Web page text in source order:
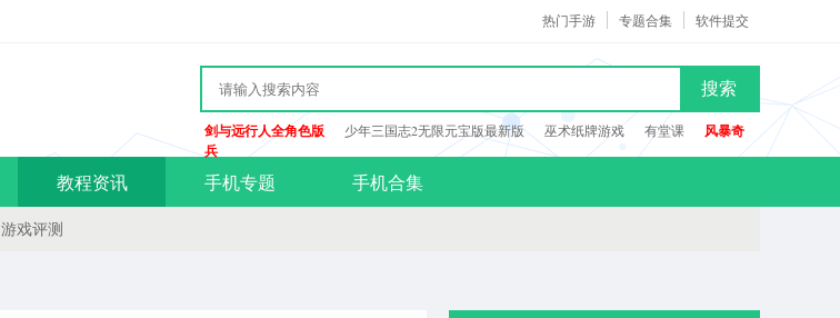
软件提交
专题合集
热门手游
搜索
剑与远行人全角色版 少年三国志2无限元宝版最新版 巫术纸牌游戏 有堂课
风暴奇
兵
教程资讯 手机专题 手机合集
游戏评测